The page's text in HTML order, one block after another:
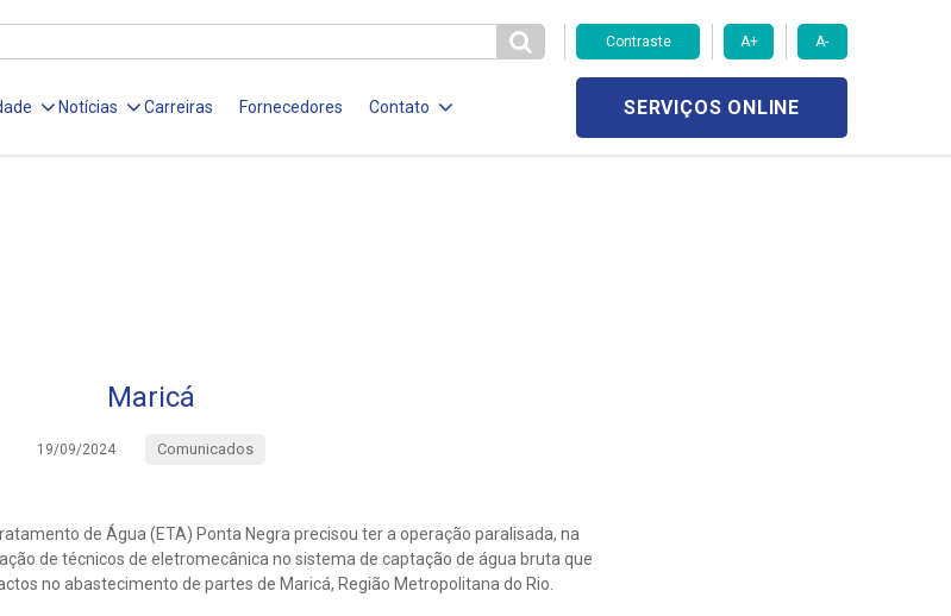
Contraste A+ A-
Notícias Carreiras Fornecedores Contato SERVIÇOS ONLINE
Maricá
19/09/2024 Comunicados
de Água (ETA) Ponta Negra precisou ter a operação paralisada, na
de técnicos de eletromecânica no sistema de captação de água bruta que
no abastecimento de partes de Maricá, Região Metropolitana do Rio.